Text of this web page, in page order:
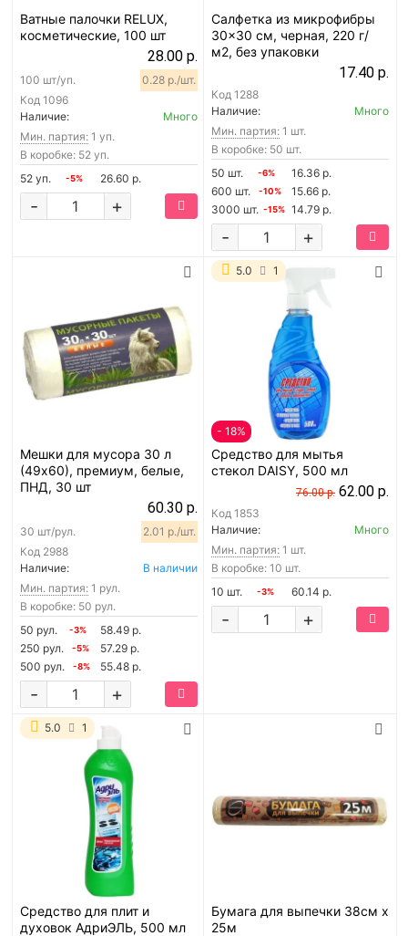
Ватные палочки RELUX,
косметические, 100 шт
28.00 р.
Код 1096
100 шт/уп. 0.28 р./шт.
Наличие:
Много
Мин. партия: 1 уп.
В коробке: 52 уп.
52 уп.
-5% 26.60 р.
+
-
Салфетка из микрофибры
30x30 см, черная, 220 г/
м2, без упаковки
17.40 р.
Код 1288
Наличие:
Много
Мин. партия: 1 шт.
В коробке: 50 шт.
50 шт.
-6%
16.36 р.
600 шт.
-10%
15.66 р.
3000 шт. -15% 14.79 р.
+
-
Мешки для мусора 30 л
(49х60), премиум, белые,
ПНД, 30 шт
60.30 р.
Код 2988
30 шт/рул. 2.01 р./шт.
Наличие:
В наличии
Мин. партия: 1 рул.
В коробке: 50 рул.
50 рул.
-3%
58.49 р.
250 рул.
-5%
57.29 р.
500 рул.
-8% 55.48 р.
+
-
5.0 1
- 18%
Средство для мытья
стекол DAISY, 500 мл
76.00 р. 62.00 р.
Код 1853
Наличие:
Много
Мин. партия: 1 шт.
В коробке: 10 шт.
10 шт.
-3% 60.14 р.
+
-
5.0 1
Средство для плит и
духовок АдриЭЛЬ, 500 мл
Бумага для выпечки 38см х
25м